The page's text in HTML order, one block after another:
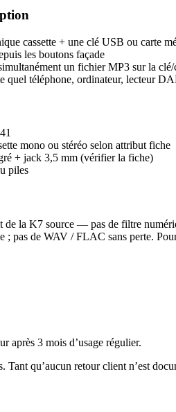
cassette + une clé USB ou carte
les boutons façade
un fichier MP3 sur la clé/
quel téléphone, ordinateur, lecteur
mono ou stéréo selon attribut fiche
+ jack 3,5 mm (vérifier la fiche)
piles
la K7 source — pas de filtre
; pas de WAV / FLAC sans perte.
après 3 mois d’usage régulier.
Tant qu’aucun retour client n’est